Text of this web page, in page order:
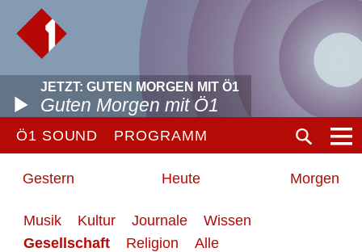
JETZT: GUTEN MORGEN MIT Ö1
Guten Morgen mit Ö1
Ö1 SOUND PROGRAMM
Gestern Heute Morgen
Musik Kultur Journale
Wissen
Gesellschaft
Religion Alle